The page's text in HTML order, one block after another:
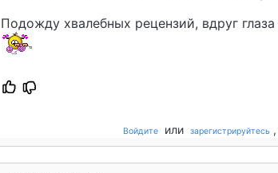
Подожду хвалебных рецензий, вдруг
Войдите или зарегистрируйтесь